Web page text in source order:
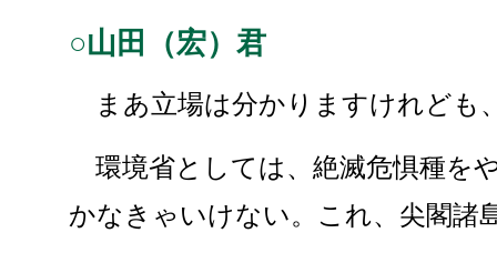
○山田（宏）君
まあ立場は分かりますけれども
環境省としては、絶滅危惧種を
かなきゃいけない。これ、尖閣諸